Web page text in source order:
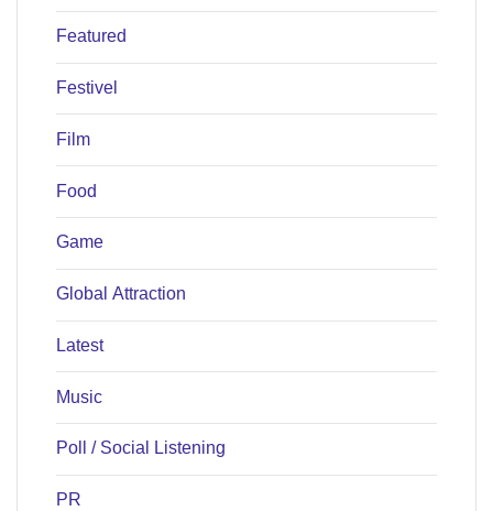
Featured
Festivel
Film
Food
Game
Global Attraction
Latest
Music
Poll / Social Listening
PR